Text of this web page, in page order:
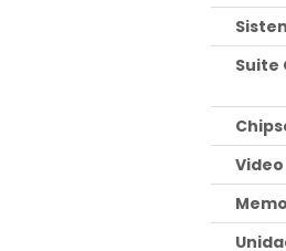
Suite
Video